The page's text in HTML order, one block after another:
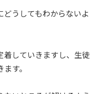
うしてもわからないよ
着していきますし、生徒
す。